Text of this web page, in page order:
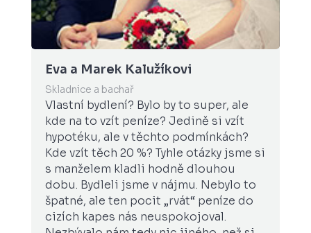
Kalužíkovi
Bylo by to super, ale
vzít peníze? Jedině si vzít
ale v těchto podmínkách?
20 %? Tyhle otázky jsme si
kladli hodně dlouhou
jsme v nájmu. Nebylo to
ten pocit „rvát“ peníze do
nás neuspokojoval.
S Janem a
naši stávající
protože jejich
se na první
lišilo od
Nikdo vás
zbytečné
nasloucháno a